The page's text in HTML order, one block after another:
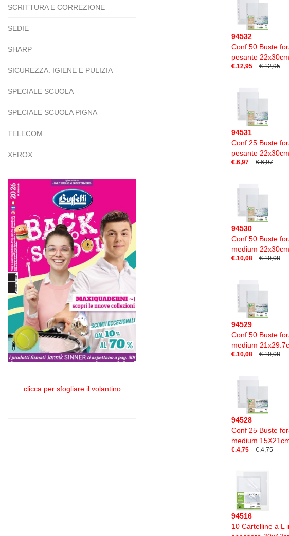
SCRITTURA E CORREZIONE
SEDIE
SHARP
SICUREZZA. IGIENE E PULIZIA
SPECIALE SCUOLA
SPECIALE SCUOLA PIGNA
TELECOM
XEROX
clicca per sfogliare il volantino
94532
Conf 50 Buste
pesante
€.12,95 €.12,95
94531
Conf 25 Buste
pesante
€.6,97 €.6,97
94530
Conf 50 Buste
medium
€.10,08 €.10,08
94529
Conf 50 Buste
medium
€.10,08 €.10,08
94528
Conf 25 Buste
medium
€.4,75 €.4,75
94516
10 Cartelline a L